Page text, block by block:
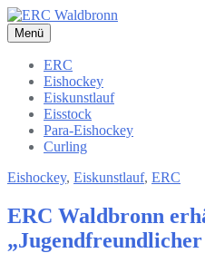
Zum
Inhalt
springen
ERC Waldbronn
Eis- und Rollsport Club
Menü
ERC
Eishockey
Eiskunstlauf
Eisstock
Para-Eishockey
Curling
Eishockey, Eiskunstlauf, ERC
ERC Waldbronn